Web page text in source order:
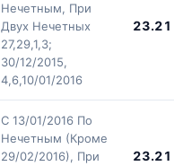
Нечетным, При
Двух Нечетных
27,29,1,3;
30/12/2015,
4,6,10/01/2016
23.21
С 13/01/2016 По
Нечетным (Кроме
29/02/2016), При
23.21